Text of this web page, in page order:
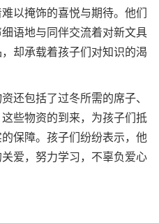
以掩饰的喜悦与期待。他们
语地与同伴交流着对新文具
却承载着孩子们对知识的渴
包括了过冬所需的席子、
些物资的到来，为孩子们抵
保障。孩子们纷纷表示，他
爱，努力学习，不辜负爱心